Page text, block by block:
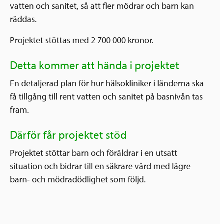
vatten och sanitet, så att fler mödrar och barn kan
räddas.
Projektet stöttas med 2 700 000 kronor.
Detta kommer att hända i projektet
En detaljerad plan för hur hälsokliniker i länderna ska
få tillgång till rent vatten och sanitet på basnivån tas
fram.
Därför får projektet stöd
Projektet stöttar barn och föräldrar i en utsatt
situation och bidrar till en säkrare vård med lägre
barn- och mödradödlighet som följd.